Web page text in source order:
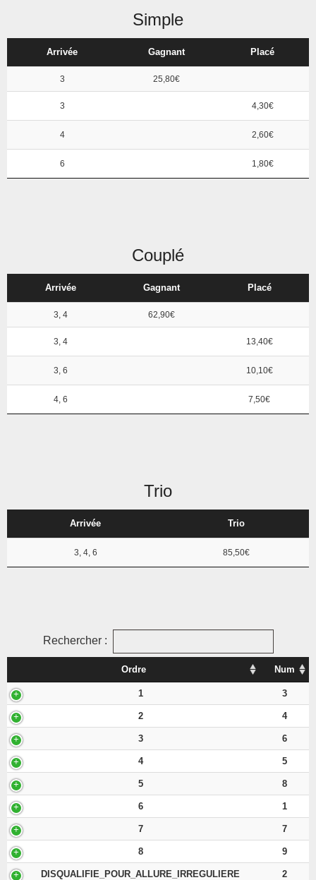
Simple
Arrivée Gagnant Placé
3 25,80€
3 4,30€
4 2,60€
6 1,80€
Couplé
Arrivée Gagnant Placé
3, 4 62,90€
3, 4 13,40€
3, 6 10,10€
4, 6 7,50€
Trio
Arrivée Trio
3, 4, 6 85,50€
Rechercher :
Ordre Num
1 3
2 4
3 6
4 5
5 8
6 1
7 7
8 9
DISQUALIFIE_POUR_ALLURE_IRREGULIERE 2